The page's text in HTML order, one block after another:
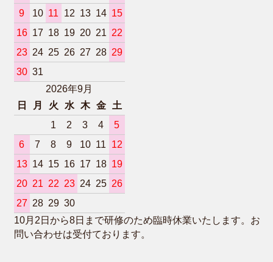
9
10 11 12 13 14 15
16 17 18 19 20 21 22
23 24 25 26 27 28 29
30 31
2026年9月
日
月 火 水 木 金
土
1
2 3 4
5
6
7 8 9 10 11
12
13 14 15 16 17 18 19
20 21 22 23 24 25 26
27 28 29 30
10月2日から8日まで研修のため臨時休業いたします。お
問い合わせは受付ております。